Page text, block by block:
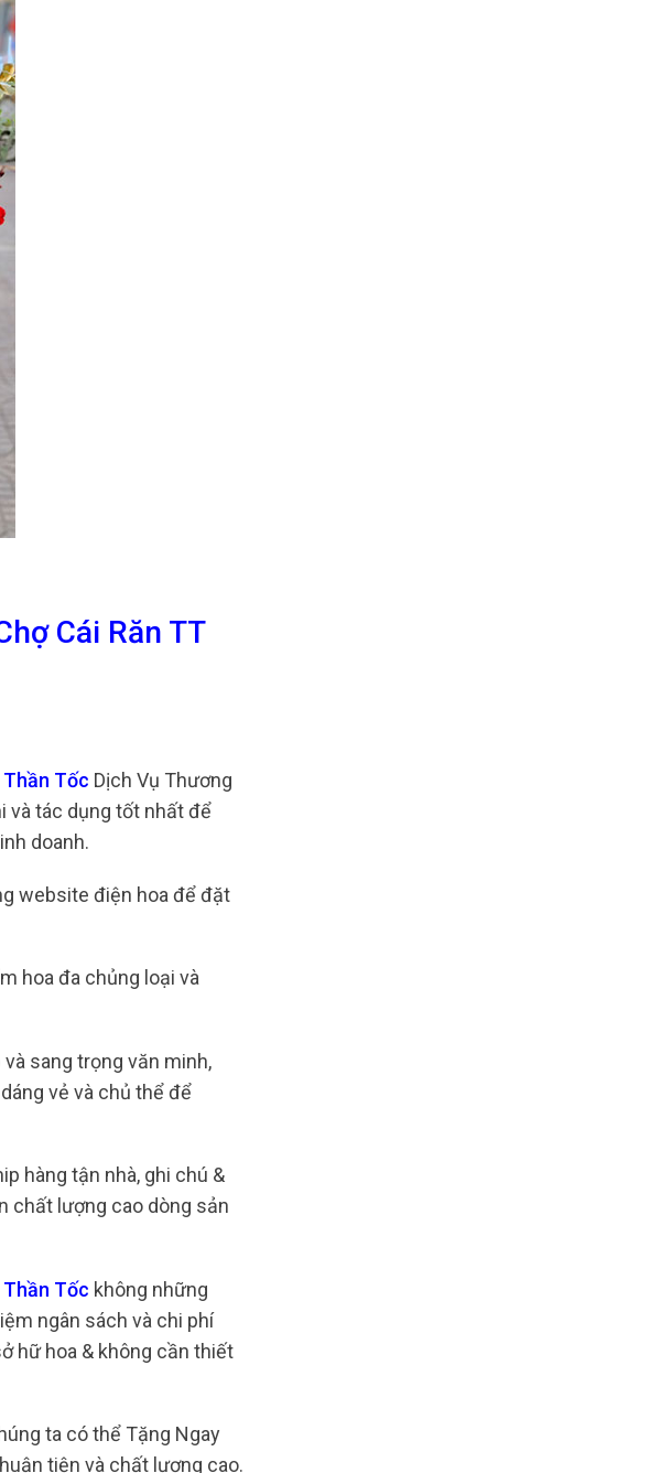
Cái Răn TT
Thần Tốc Dịch Vụ Thương
và tác dụng tốt nhất để
doanh.
website điện hoa để đặt
hoa đa chủng loại và
sang trọng văn minh,
vẻ và chủ thể để
hàng tận nhà, ghi chú &
chất lượng cao dòng sản
Thần Tốc không những
ngân sách và chi phí
hữ hoa & không cần thiết
ta có thể Tặng Ngay
tiện và chất lượng cao.